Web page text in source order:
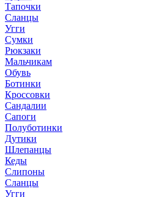
Тапочки
Сланцы
Угги
Сумки
Рюкзаки
Мальчикам
Обувь
Ботинки
Кроссовки
Сандалии
Сапоги
Полуботинки
Дутики
Шлепанцы
Кеды
Слипоны
Сланцы
Угги